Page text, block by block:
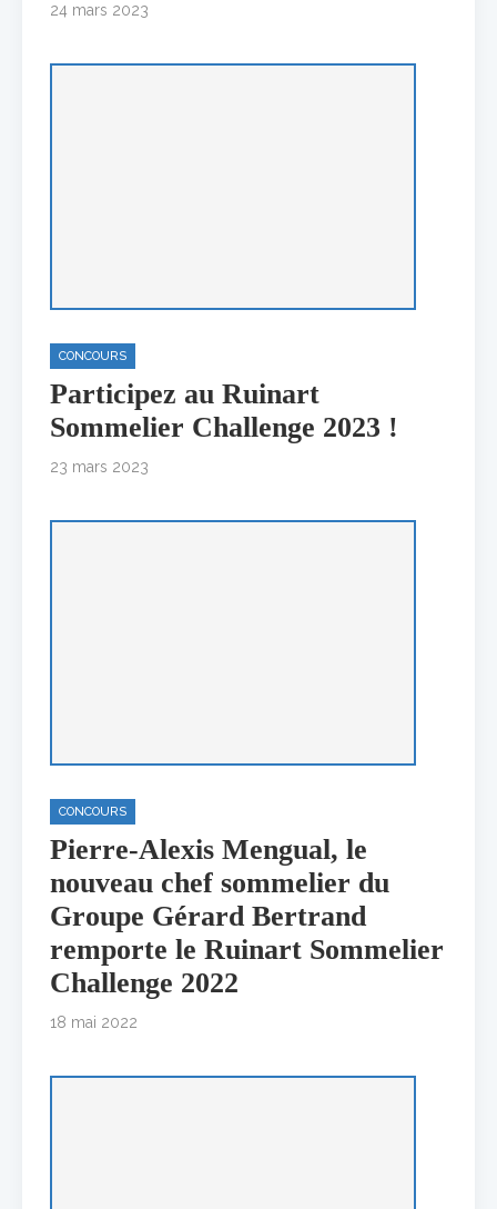
24 mars 2023
CONCOURS
Participez au Ruinart
Sommelier Challenge 2023 !
23 mars 2023
CONCOURS
Pierre-Alexis Mengual, le
nouveau chef sommelier du
Groupe Gérard Bertrand
remporte le Ruinart Sommelier
Challenge 2022
18 mai 2022